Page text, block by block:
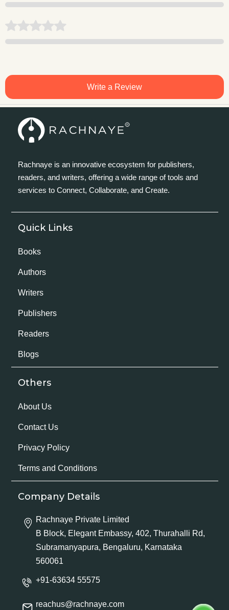
Write a Review
Rachnaye is an innovative ecosystem for publishers,
readers, and writers, offering a wide range of tools and
services to Connect, Collaborate, and Create.
Quick Links
Books
Authors
Writers
Publishers
Readers
Blogs
Others
About Us
Contact Us
Privacy Policy
Terms and Conditions
Company Details
Rachnaye Private Limited
B Block, Elegant Embassy, 402, Thurahalli Rd,
Subramanyapura, Bengaluru, Karnataka
560061
+91-63634 55575
reachus@rachnaye.com